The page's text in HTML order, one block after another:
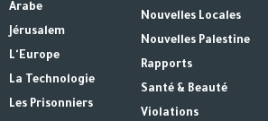
Arabe
Jérusalem
L'Europe
La Technologie
Les Prisonniers
Nouvelles Locales
Nouvelles Palestine
Rapports
Santé & Beauté
Violations